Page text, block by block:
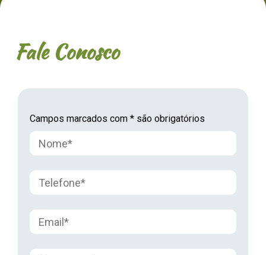
Fale Conosco
Campos marcados com * são obrigatórios